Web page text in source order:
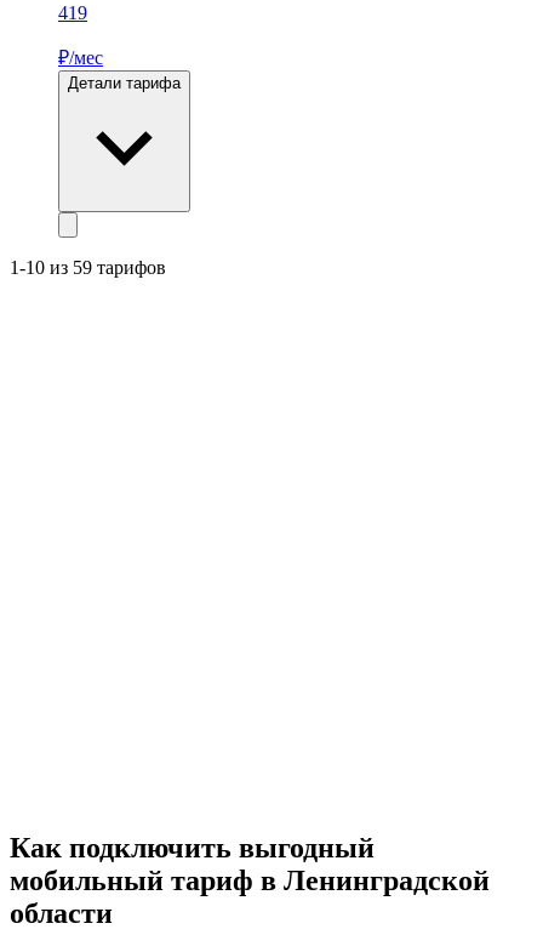
419
₽/мес
Детали тарифа
1-10 из 59 тарифов
Как подключить выгодный
мобильный тариф в Ленинградской
области